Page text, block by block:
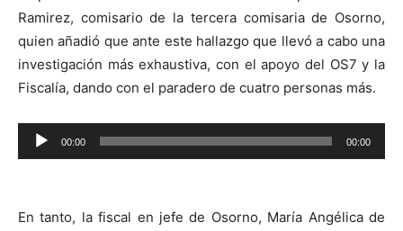
Ramirez, comisario de la tercera comisaria de Osorno,
quien añadió que ante este hallazgo que llevó a cabo una
investigación más exhaustiva, con el apoyo del OS7 y la
Fiscalía, dando con el paradero de cuatro personas más.
Reproductor
de
00:00 00:00
En tanto, la fiscal en jefe de Osorno, María Angélica de